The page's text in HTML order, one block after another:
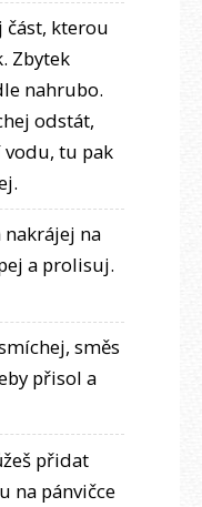
kterou
Zbytek
nahrubo.
odstát,
tu pak
na
a prolisuj.
směs
přisol a
přidat
na pánvičce